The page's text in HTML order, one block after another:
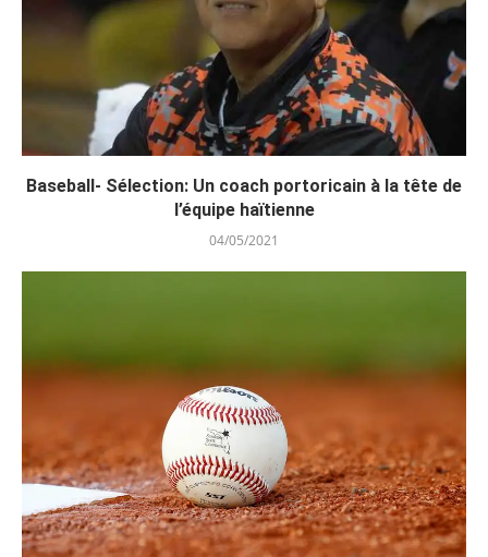
Baseball- Sélection: Un coach portoricain à la tête de
l’équipe haïtienne
04/05/2021